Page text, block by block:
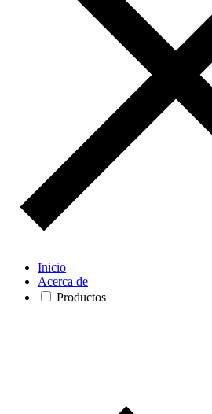
Inicio
Acerca de
Productos